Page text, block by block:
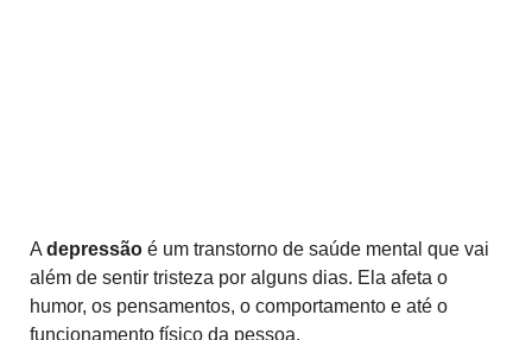
A depressão é um transtorno de saúde mental que vai
além de sentir tristeza por alguns dias. Ela afeta o
humor, os pensamentos, o comportamento e até o
funcionamento físico da pessoa.